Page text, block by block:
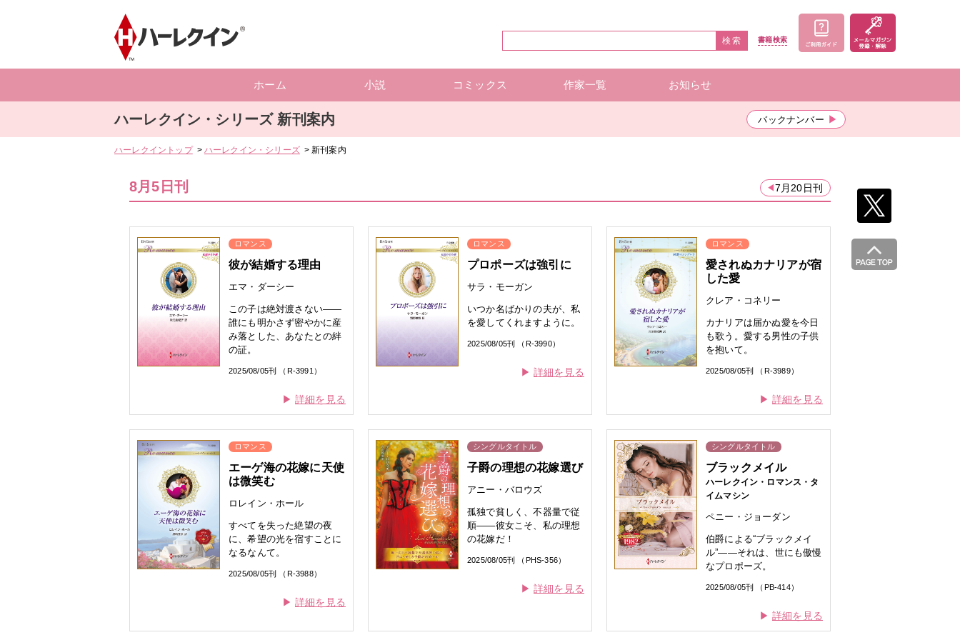
検索 書籍検索
ホーム 小説 コミックス 作家一覧 お知らせ
ハーレクイン・シリーズ 新刊案内 バックナンバー
ハーレクイントップ ハーレクイン・シリーズ 新刊案内
8月5日刊 7月20日刊
ロマンス
彼が結婚する理由
エマ・ダーシー
この子は絶対渡さない——
誰にも明かさず密やかに産
み落とした、あなたとの絆
の証。
2025/08/05刊 （R-3991）
詳細を見る
ロマンス
プロポーズは強引に
サラ・モーガン
いつか名ばかりの夫が、私
を愛してくれますように。
2025/08/05刊 （R-3990）
詳細を見る
ロマンス
愛されぬカナリアが宿
した愛
クレア・コネリー
カナリアは届かぬ愛を今日
も歌う。愛する男性の子供
を抱いて。
2025/08/05刊 （R-3989）
詳細を見る
ロマンス
エーゲ海の花嫁に天使
は微笑む
ロレイン・ホール
すべてを失った絶望の夜
に、希望の光を宿すことに
なるなんて。
2025/08/05刊 （R-3988）
詳細を見る
シングルタイトル
子爵の理想の花嫁選び
アニー・バロウズ
孤独で貧しく、不器量で従
順——彼女こそ、私の理想
の花嫁だ！
2025/08/05刊 （PHS-356）
詳細を見る
シングルタイトル
ブラックメイル
ハーレクイン・ロマンス・タ
イムマシン
ペニー・ジョーダン
伯爵による“ブラックメイ
ル”——それは、世にも傲慢
なプロポーズ。
2025/08/05刊 （PB-414）
詳細を見る